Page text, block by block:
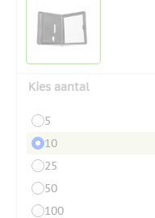
Kies aantal
5
10
25
50
100